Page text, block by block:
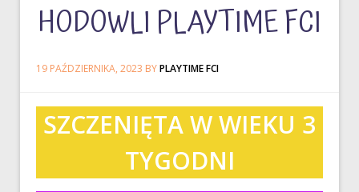
HODOWLI PLAYTIME FCI
19 PAŹDZIERNIKA, 2023 BYPLAYTIME FCI
SZCZENIĘTA W WIEKU 3
TYGODNI